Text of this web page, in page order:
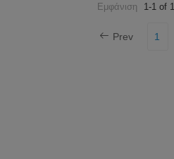
Εμφάνιση 1-1 of 1
Prev 1